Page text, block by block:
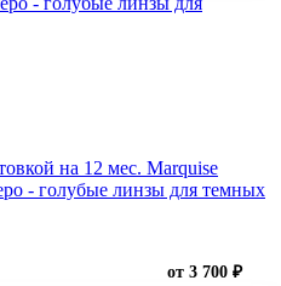
на 12 мес. Marquise
- голубые линзы для темных
от 3 700 ₽